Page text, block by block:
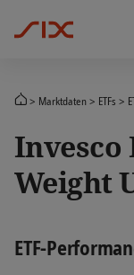
Marktdaten ETFs
Invesco
Weight
ETF-